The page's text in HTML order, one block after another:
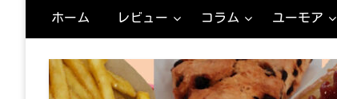
ホーム レビュー コラム ユーモア